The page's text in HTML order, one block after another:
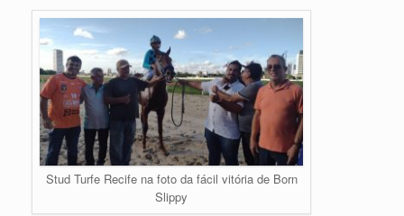
Stud Turfe Recife na foto da fácil vitória de Born
Slippy